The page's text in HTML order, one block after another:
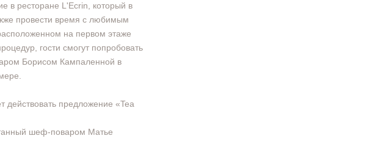
в ресторане L'Ecrin, который в
провести время с любимым
на первом этаже
гости смогут попробовать
Борисом Кампаленной в
действовать предложение «Tea
шеф-поваром Матье